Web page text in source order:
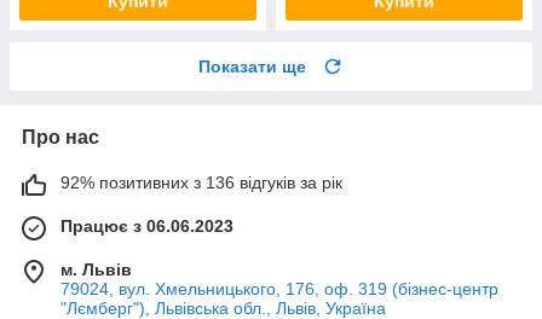
Показати ще
Про нас
92% позитивних з 136 відгуків за рік
Працює з 06.06.2023
м. Львів
79024, вул. Хмельницького, 176, оф. 319 (бізнес-центр
"Лємберг"), Львівська обл., Львів, Україна